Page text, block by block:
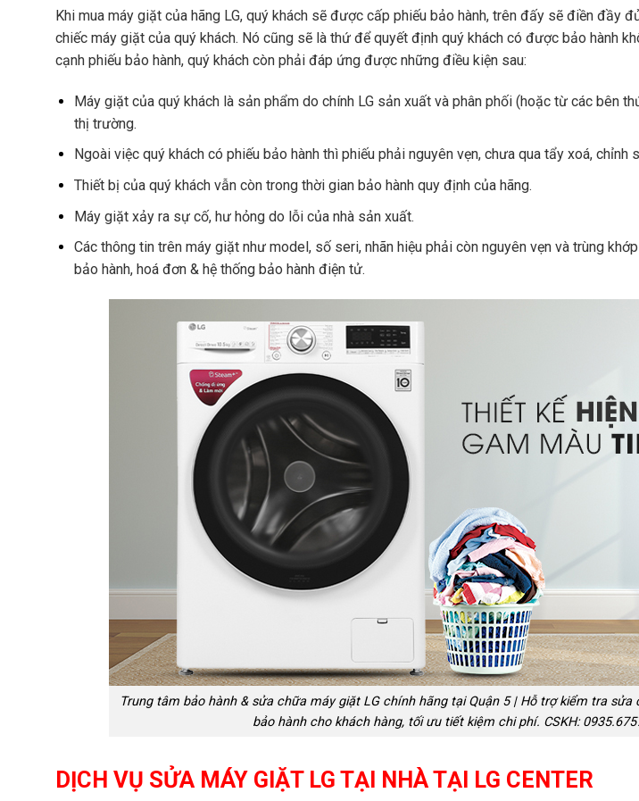
Khi mua máy giặt của hãng LG, quý khách sẽ được cấp phiếu bảo hành, trên đấy sẽ điền đầy
chiếc máy giặt của quý khách. Nó cũng sẽ là thứ để quyết định quý khách có được bảo hành
cạnh phiếu bảo hành, quý khách còn phải đáp ứng được những điều kiện sau:
Máy giặt của quý khách là sản phẩm do chính LG sản xuất và phân phối (hoặc từ các bên
thị trường.
Ngoài việc quý khách có phiếu bảo hành thì phiếu phải nguyên vẹn, chưa qua tẩy xoá, chỉnh
Thiết bị của quý khách vẫn còn trong thời gian bảo hành quy định của hãng.
Máy giặt xảy ra sự cố, hư hỏng do lỗi của nhà sản xuất.
Các thông tin trên máy giặt như model, số seri, nhãn hiệu phải còn nguyên vẹn và trùng
bảo hành, hoá đơn & hệ thống bảo hành điện tử.
Trung tâm bảo hành & sửa chữa máy giặt LG chính hãng tại Quận 5 | Hỗ trợ kiểm tra sửa
bảo hành cho khách hàng, tối ưu tiết kiệm chi phí. CSKH:
DỊCH VỤ SỬA MÁY GIẶT LG TẠI NHÀ TẠI LG CENTER